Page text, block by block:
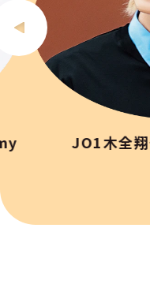
JO1木全翔